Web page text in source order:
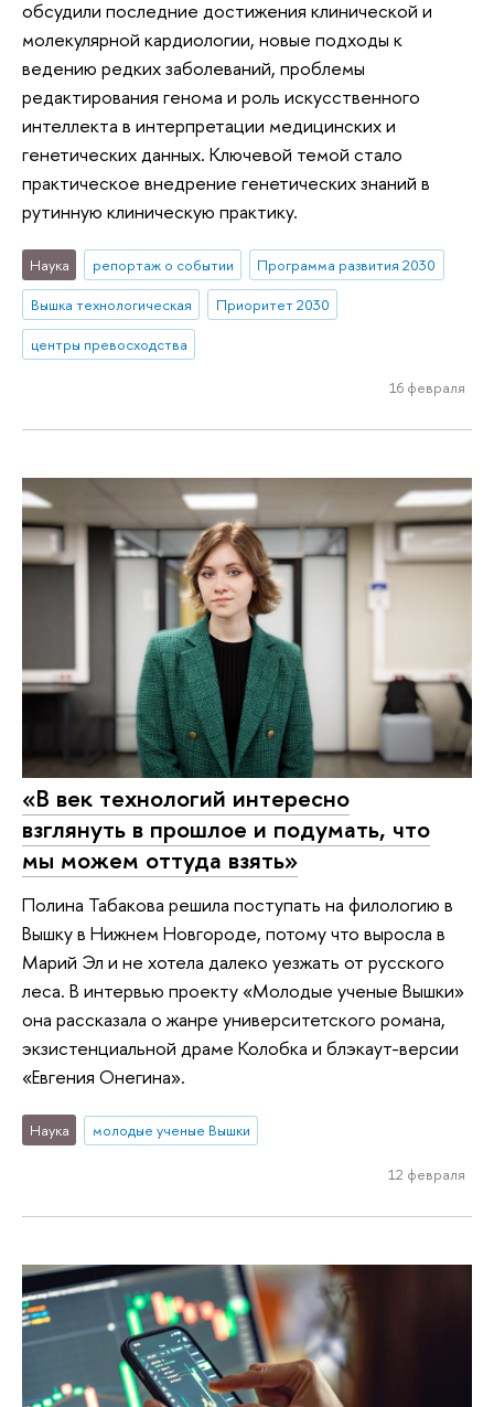
обсудили последние достижения клинической и
молекулярной кардиологии, новые подходы к
ведению редких заболеваний, проблемы
редактирования генома и роль искусственного
интеллекта в интерпретации медицинских и
генетических данных. Ключевой темой стало
практическое внедрение генетических знаний в
рутинную клиническую практику.
Наука репортаж о событии
Программа развития 2030
Вышка технологическая
Приоритет 2030
центры превосходства
16 февраля
«В век технологий интересно
взглянуть в прошлое и подумать, что
мы можем оттуда взять»
Полина Табакова решила поступать на филологию в
Вышку в Нижнем Новгороде, потому что выросла в
Марий Эл и не хотела далеко уезжать от русского
леса. В интервью проекту «Молодые ученые Вышки»
она рассказала о жанре университетского романа,
экзистенциальной драме Колобка и блэкаут-версии
«Евгения Онегина».
Наука молодые ученые Вышки
12 февраля